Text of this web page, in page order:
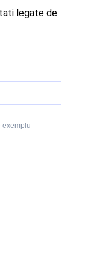
legate de
exemplu